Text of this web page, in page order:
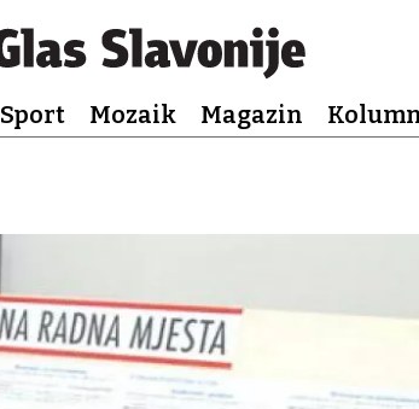
Sport Mozaik Magazin